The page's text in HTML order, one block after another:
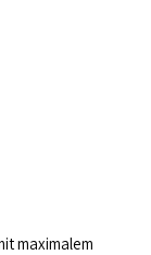
maximalem